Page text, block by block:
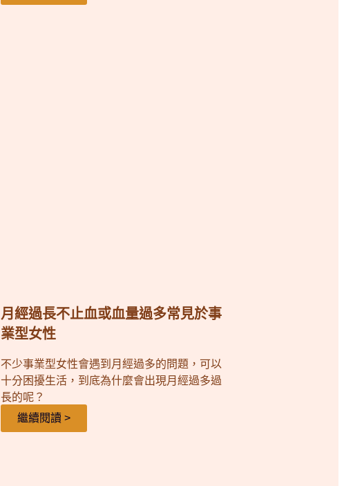
月經過長不止血或血量過多常見於事
業型女性
不少事業型女性會遇到月經過多的問題，可以
十分困擾生活，到底為什麼會出現月經過多過
長的呢？
繼續閱讀 >